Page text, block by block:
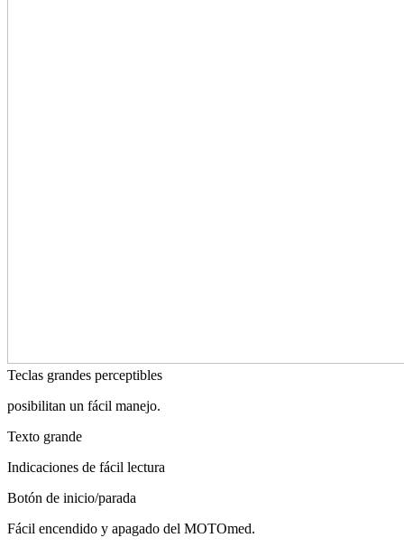
Teclas grandes perceptibles
posibilitan un fácil manejo.
Texto grande
Indicaciones de fácil lectura
Botón de inicio/parada
Fácil encendido y apagado del MOTOmed.